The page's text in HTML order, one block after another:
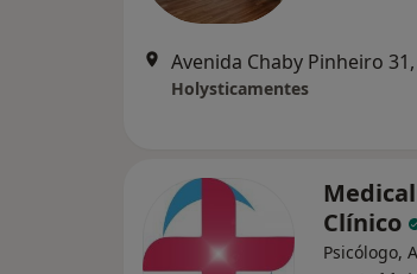
Avenida Chaby Pinheiro
Holysticamentes
Clínico
Psicólogo,